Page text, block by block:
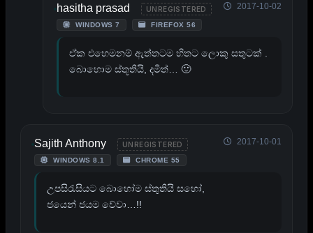
hasitha prasad UNREGISTERED
WINDOWS 7 FIREFOX 56
2017-10-02
ඒක එහෙමනම් ඇත්තටම හිතට ලොකු සතුටක් .
බොහොම ස්තූතියි, දමිත්… 🙂
Sajith Anthony UNREGISTERED
WINDOWS 8.1 CHROME 55
2017-10-01
උපසිරැසියට බොහෝම ස්තුතියි සහෝ,
ජයෙන් ජයම වේවා…!!